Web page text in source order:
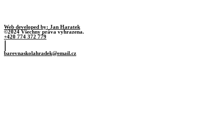
Web developed by: Jan Haratek
©2024 Všechny práva vyhrazena.
+420 774 372 779
|
barevnaskolahradek@email.cz